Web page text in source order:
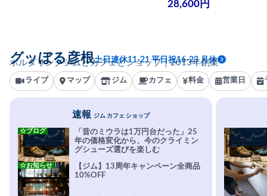
28,600円
ボルダリングジムとカフェとショップ｜2013年創業
グッぼる彦根土日連休11-21 平日祝16-23 月休
ライブ マップ ジム カフェ 料金 営業日
速報 ジム カフェ ショップ
「昔のミウラは1万円台だった」25
年の価格変化から、今のクライミン
グシューズ選びを楽しむ
☆ブログ
【ジム】13周年キャンペーン全商品
10%OFF
☆お知らせ